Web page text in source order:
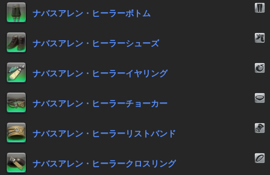
ナバスアレン・ヒーラーボトム
ナバスアレン・ヒーラーシューズ
ナバスアレン・ヒーラーイヤリング
ナバスアレン・ヒーラーチョーカー
ナバスアレン・ヒーラーリストバンド
ナバスアレン・ヒーラークロスリング